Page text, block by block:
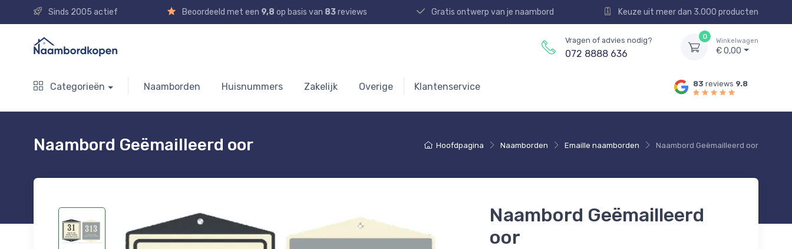
Sinds 2005 actief Beoordeeld met een 9,8 op basis van 83reviews Gratis ontwerp van je naambord Keuze uit meer dan 3.000 producten
Vragen of advies nodig?
072 8888 636
0
Winkelwagen
€ 0,00
Categorieën Naamborden Huisnummers Zakelijk Overige Klantenservice 83 reviews 9.8
Hoofdpagina Naamborden Emaille naamborden Naambord Geëmailleerd oor
Naambord Geëmailleerd oor
Naambord Geëmailleerd
oor